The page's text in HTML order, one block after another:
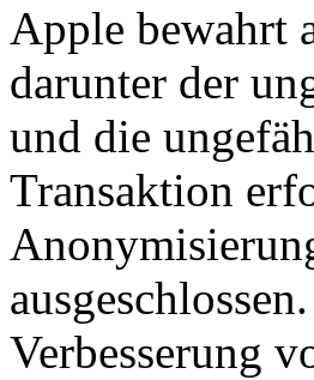
Apple bewahrt
darunter der
und die
Transaktion
Verbesserung